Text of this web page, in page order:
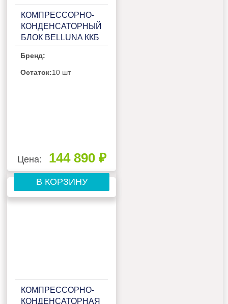
КОМПРЕССОРНО-
КОНДЕНСАТОРНЫЙ
БЛОК BELLUNA ККБ
ПОТРЕБИТЕЛЬ,
БЕЗ РЕСИВЕРА С
Бренд:
Остаток:10 шт
Цена: 144 890 ₽
В КОРЗИНУ
КОМПРЕССОРНО-
КОНДЕНСАТОРНАЯ